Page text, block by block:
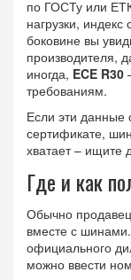
по ГОСТу или
нагрузки,
боковине вы
производителя,
иногда, ECE R30
требованиям.
Если эти данные
сертификате,
хватает – ищите
Где и как
Обычно
вместе с
официального
можно ввести